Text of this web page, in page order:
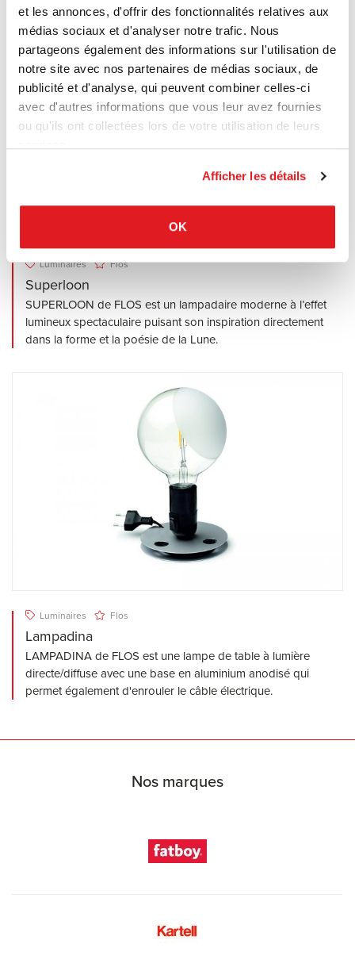
et les annonces, d'offrir des fonctionnalités relatives aux
médias sociaux et d'analyser notre trafic. Nous
partageons également des informations sur l'utilisation de
notre site avec nos partenaires de médias sociaux, de
publicité et d'analyse, qui peuvent combiner celles-ci
avec d'autres informations que vous leur avez fournies
ou qu'ils ont collectées lors de votre utilisation de leurs
Afficher les détails
OK
Luminaires Flos
Superloon
SUPERLOON de FLOS est un lampadaire moderne à l’effet
lumineux spectaculaire puisant son inspiration directement
dans la forme et la poésie de la Lune.
Luminaires Flos
Lampadina
LAMPADINA de FLOS est une lampe de table à lumière
directe/diffuse avec une base en aluminium anodisé qui
permet également d'enrouler le câble électrique.
Nos marques